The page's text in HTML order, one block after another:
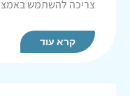
צריכה להשתמש
קרא עוד